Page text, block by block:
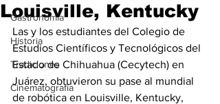
Gastronomìa
Historia
Tradiciones
Cinematografía
Louisville, Kentucky
Las y los estudiantes del Colegio de
Estudios Científicos y Tecnológicos del
Estado de Chihuahua (Cecytech) en
Juárez, obtuvieron su pase al mundial
de robótica en Louisville, Kentucky,